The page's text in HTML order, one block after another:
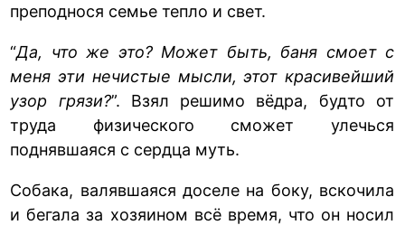
преподнося семье тепло и свет.
“Да, что же это? Может быть, баня смоет с
меня эти нечистые мысли, этот красивейший
узор грязи?”. Взял решимо вёдра, будто от
труда физического сможет улечься
поднявшаяся с сердца муть.
Собака, валявшаяся доселе на боку, вскочила
и бегала за хозяином всё время, что он носил